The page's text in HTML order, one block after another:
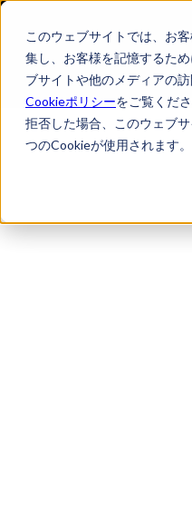
このウェブサイトでは、お
集し、お客様を記憶するた
ブサイトや他のメディアの
Cookieポリシーをご覧くださ
拒否した場合、このウェブ
つのCookieが使用されます。